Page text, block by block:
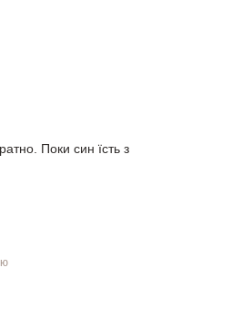
Поки син їсть з